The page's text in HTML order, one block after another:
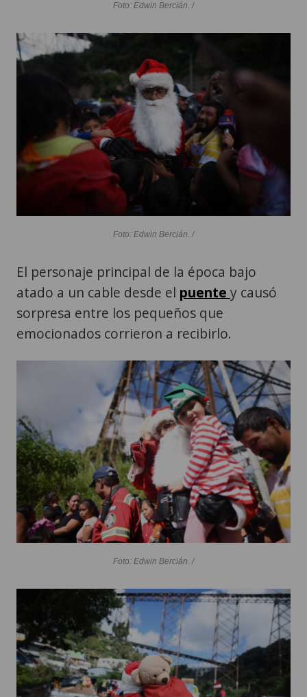
Foto: Edwin Bercián. /
Foto: Edwin Bercián. /
El personaje principal de la época bajo
atado a un cable desde el puente y causó
sorpresa entre los pequeños que
emocionados corrieron a recibirlo.
Foto: Edwin Bercián. /